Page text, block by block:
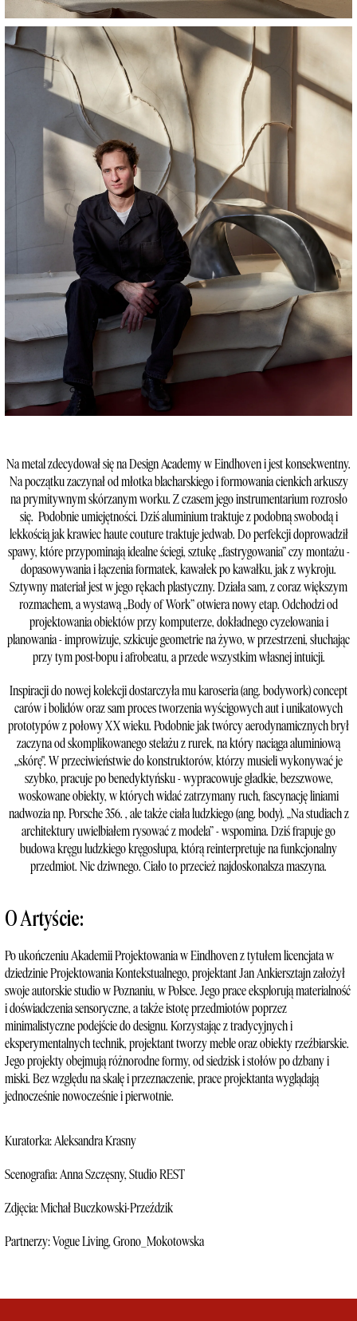
Na metal zdecydował się na Design Academy w Eindhoven i jest konsekwentny.
Na początku zaczynał od młotka blacharskiego i formowania cienkich arkuszy
na prymitywnym skórzanym worku. Z czasem jego instrumentarium rozrosło
się. Podobnie umiejętności. Dziś aluminium traktuje z podobną swobodą i
lekkością jak krawiec haute couture traktuje jedwab. Do perfekcji doprowadził
spawy, które przypominają idealne ściegi, sztukę „fastrygowania” czy montażu -
dopasowywania i łączenia formatek, kawałek po kawałku, jak z wykroju.
Sztywny materiał jest w jego rękach plastyczny. Działa sam, z coraz większym
rozmachem, a wystawą „Body of Work” otwiera nowy etap. Odchodzi od
projektowania obiektów przy komputerze, dokładnego cyzelowania i
planowania - improwizuje, szkicuje geometrie na żywo, w przestrzeni, słuchając
przy tym post-bopu i afrobeatu, a przede wszystkim własnej intuicji.
Inspiracji do nowej kolekcji dostarczyła mu karoseria (ang. bodywork) concept
carów i bolidów oraz sam proces tworzenia wyścigowych aut i unikatowych
prototypów z połowy XX wieku. Podobnie jak twórcy aerodynamicznych brył
zaczyna od skomplikowanego stelażu z rurek, na który naciąga aluminiową
„skórę". W przeciwieństwie do konstruktorów, którzy musieli wykonywać je
szybko, pracuje po benedyktyńsku - wypracowuje gładkie, bezszwowe,
woskowane obiekty, w których widać zatrzymany ruch, fascynację liniami
nadwozia np. Porsche 356. , ale także ciała ludzkiego (ang. body). „Na studiach z
architektury uwielbiałem rysować z modela” - wspomina. Dziś frapuje go
budowa kręgu ludzkiego kręgosłupa, którą reinterpretuje na funkcjonalny
przedmiot. Nic dziwnego. Ciało to przecież najdoskonalsza maszyna.
O Artyście:
Po ukończeniu Akademii Projektowania w Eindhoven z tytułem licencjata w
dziedzinie Projektowania Kontekstualnego, projektant Jan Ankiersztajn założył
swoje autorskie studio w Poznaniu, w Polsce. Jego prace eksplorują materialność
i doświadczenia sensoryczne, a także istotę przedmiotów poprzez
minimalistyczne podejście do designu. Korzystając z tradycyjnych i
eksperymentalnych technik, projektant tworzy meble oraz obiekty rzeźbiarskie.
Jego projekty obejmują różnorodne formy, od siedzisk i stołów po dzbany i
miski. Bez względu na skalę i przeznaczenie, prace projektanta wyglądają
jednocześnie nowocześnie i pierwotnie.
Kuratorka: Aleksandra Krasny
Scenografia: Anna Szczęsny, Studio REST
Zdjęcia: Michał Buczkowski-Przeździk
Partnerzy: Vogue Living, Grono_Mokotowska